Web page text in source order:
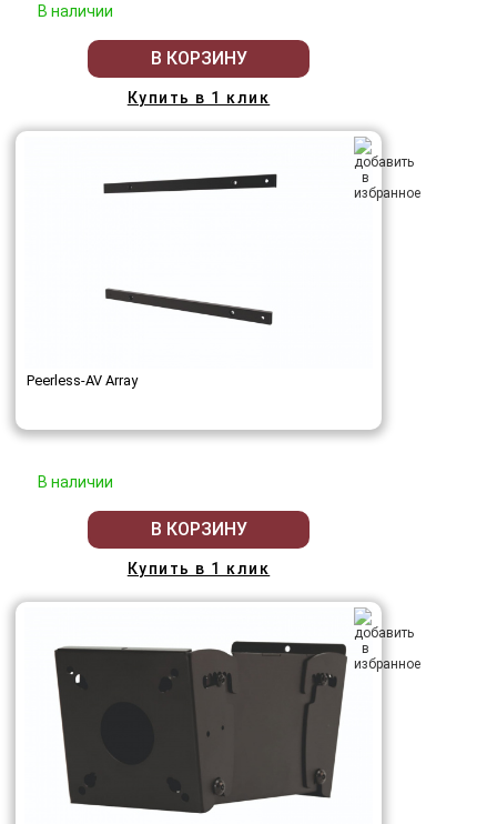
В наличии
В КОРЗИНУ
Купить в 1 клик
Peerless-AV Array
В наличии
В КОРЗИНУ
Купить в 1 клик